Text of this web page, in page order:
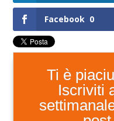
Facebook 0
Ti è
Iscriviti